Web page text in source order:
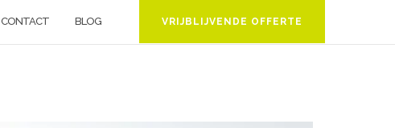
CONTACT BLOG VRIJBLIJVENDE OFFERTE